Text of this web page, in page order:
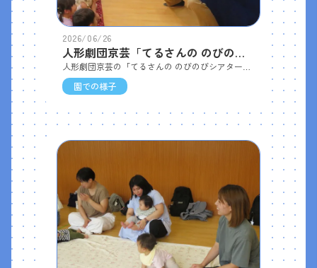
2026/06/26
人形劇団京芸「てるさんの のびのびしあたー」
園での様子